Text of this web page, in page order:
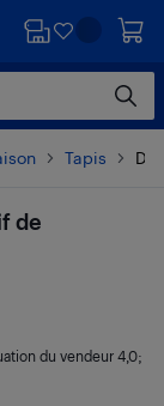
Tapis
de
du vendeur 4,0;